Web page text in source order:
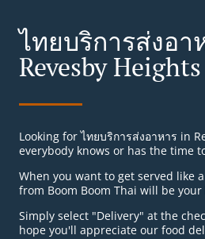
ไทยบริการส่งอา
Revesby Heights
Looking for ไทยบริการส่งอาหาร in
everybody knows or has the time
When you want to get served like
from Boom Boom Thai will be your
Simply select "Delivery" at the
hope you'll appreciate our food